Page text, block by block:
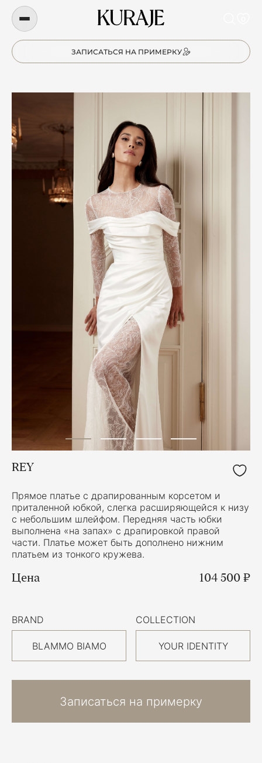
ЗАПИСАТЬСЯ НА ПРИМЕРКУ
REY
Прямое платье с драпированным корсетом и
приталенной юбкой, слегка расширяющейся к низу
с небольшим шлейфом. Передняя часть юбки
выполнена «на запах» с драпировкой правой
части. Платье может быть дополнено нижним
платьем из тонкого кружева.
Цена 104 500 ₽
BRAND
BLAMMO BIAMO
COLLECTION
YOUR IDENTITY
Записаться на примерку